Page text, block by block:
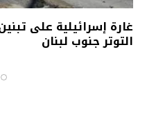
التوتر جنوب لبنان